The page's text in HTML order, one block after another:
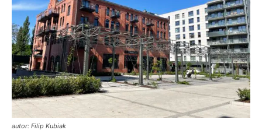
autor: Filip Kubiak